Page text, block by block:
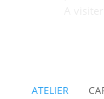
ATELIER